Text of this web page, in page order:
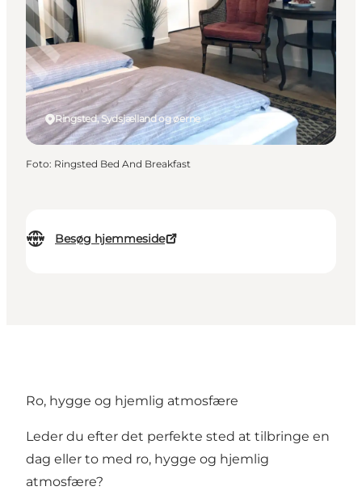
Besøg hjemmeside
Ringsted, Sydsjælland og øerne
Foto: Ringsted Bed And Breakfast
Ro, hygge og hjemlig atmosfære
Leder du efter det perfekte sted at tilbringe en
dag eller to med ro, hygge og hjemlig
atmosfære?